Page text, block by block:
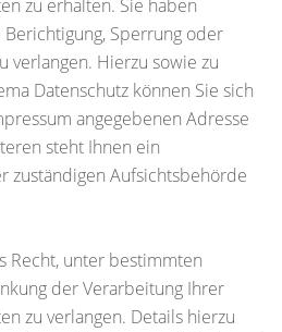
zu erhalten. Sie haben
Sperrung oder
verlangen. Hierzu sowie zu
Datenschutz können Sie sich
angegebenen Adresse
steht Ihnen ein
zuständigen Aufsichtsbehörde
Recht, unter bestimmten
der Verarbeitung Ihrer
zu verlangen. Details hierzu